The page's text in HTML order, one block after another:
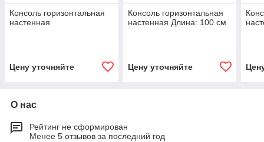
Консоль горизонтальная
настенная
Цену уточняйте
Консоль горизонтальная
настенная Длина: 100 см
Цену уточняйте
О нас
Рейтинг не сформирован
Менее 5 отзывов за последний год